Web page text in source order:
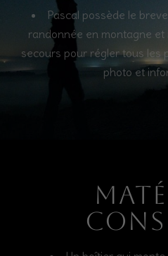
Pascal possède le
randonnée en montagne et
secours pour régler tous les
photo et